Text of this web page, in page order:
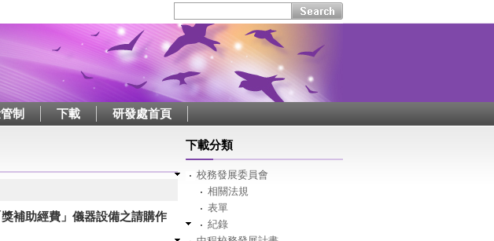
制 下載 研發處首頁
下載分類
校務發展委員會
相關法規
表單
紀錄
補助經費」儀器設備之請購作